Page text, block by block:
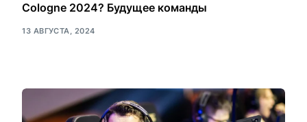
Cologne 2024? Будущее команды
13 АВГУСТА, 2024